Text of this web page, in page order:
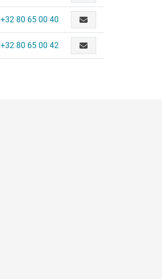
+32 80 65 00 40
+32 80 65 00 42